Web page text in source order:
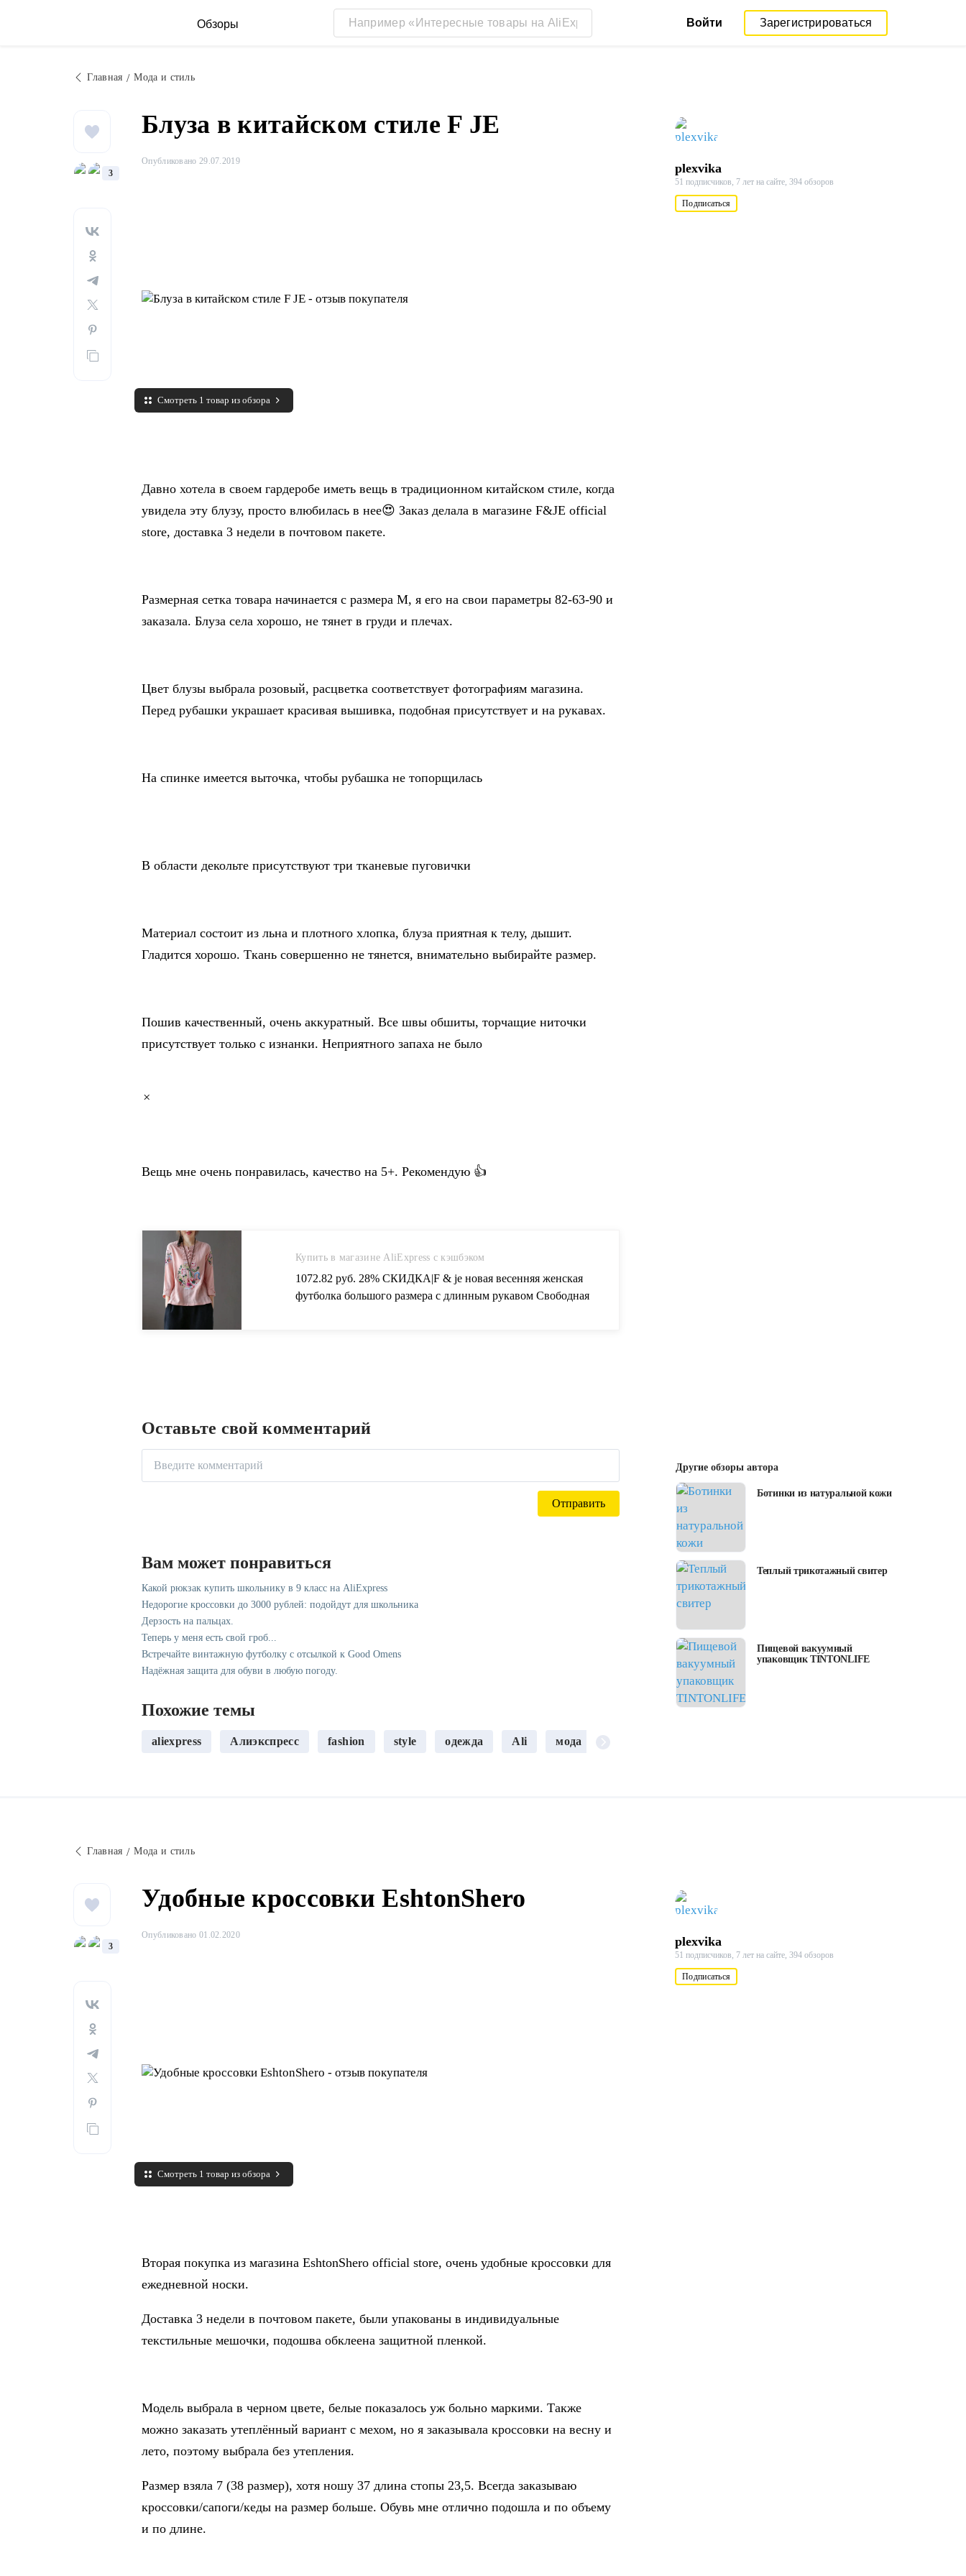
Обзоры Войти Зарегистрироваться
Главная Мода и стиль
3
Блуза в китайском стиле F JE
Опубликовано 29.07.2019
Смотреть 1 товар из обзора
Давно хотела в своем гардеробе иметь вещь в традиционном китайском стиле, когда
увидела эту блузу, просто влюбилась в нее😍 Заказ делала в магазине F&JE official
store, доставка 3 недели в почтовом пакете.
Размерная сетка товара начинается с размера М, я его на свои параметры 82-63-90 и
заказала. Блуза села хорошо, не тянет в груди и плечах.
Цвет блузы выбрала розовый, расцветка соответствует фотографиям магазина.
Перед рубашки украшает красивая вышивка, подобная присутствует и на рукавах.
На спинке имеется выточка, чтобы рубашка не топорщилась
В области декольте присутствуют три тканевые пуговички
Материал состоит из льна и плотного хлопка, блуза приятная к телу, дышит.
Гладится хорошо. Ткань совершенно не тянется, внимательно выбирайте размер.
Пошив качественный, очень аккуратный. Все швы обшиты, торчащие ниточки
присутствует только с изнанки. Неприятного запаха не было
×
Вещь мне очень понравилась, качество на 5+. Рекомендую 👍
Купить в магазине AliExpress с кэшбэком
1072.82 руб. 28% СКИДКА|F & je новая весенняя женская
футболка большого размера с длинным рукавом Свободная
plexvika
51 подписчиков, 7 лет на сайте, 394 обзоров
Подписаться
Оставьте свой комментарий
Вам может понравиться
Какой рюкзак купить школьнику в 9 класс на AliExpress
Недорогие кроссовки до 3000 рублей: подойдут для школьника
Дерзость на пальцах.
Теперь у меня есть свой гроб...
Встречайте винтажную футболку с отсылкой к Good Omens
Надёжная защита для обуви в любую погоду.
Похожие темы
aliexpress Алиэкспресс fashion style одежда Ali мода
Другие обзоры автора
Ботинки из натуральной кожи
Теплый трикотажный свитер
Пищевой вакуумный
упаковщик TINTONLIFE
Главная Мода и стиль
3
Удобные кроссовки EshtonShero
Опубликовано 01.02.2020
Смотреть 1 товар из обзора
Вторая покупка из магазина EshtonShero official store, очень удобные кроссовки для
ежедневной носки.
Доставка 3 недели в почтовом пакете, были упакованы в индивидуальные
текстильные мешочки, подошва обклеена защитной пленкой.
Модель выбрала в черном цвете, белые показалось уж больно маркими. Также
можно заказать утеплённый вариант с мехом, но я заказывала кроссовки на весну и
лето, поэтому выбрала без утепления.
Размер взяла 7 (38 размер), хотя ношу 37 длина стопы 23,5. Всегда заказываю
кроссовки/сапоги/кеды на размер больше. Обувь мне отлично подошла и по объему
и по длине.
plexvika
51 подписчиков, 7 лет на сайте, 394 обзоров
Подписаться